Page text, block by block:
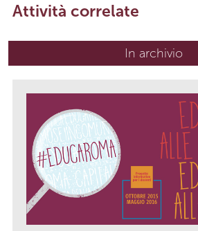
Attività correlate
In archivio